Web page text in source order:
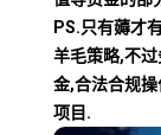
PS.只有薅才
羊毛策略,不
金,合法合规
项目.